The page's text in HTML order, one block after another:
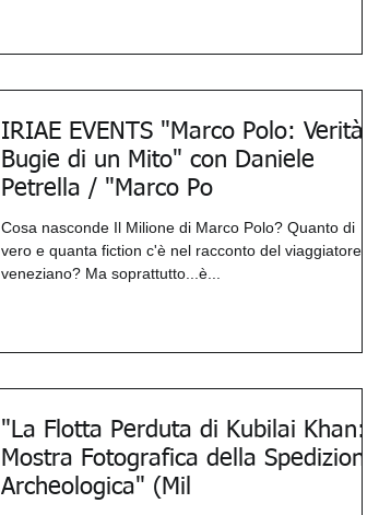
IRIAE EVENTS "Marco Polo: Verità e
Bugie di un Mito" con Daniele
Petrella / "Marco Po
Cosa nasconde Il Milione di Marco Polo? Quanto di
vero e quanta fiction c'è nel racconto del viaggiatore
veneziano? Ma soprattutto...è...
"La Flotta Perduta di Kubilai Khan:
Mostra Fotografica della Spedizione
Archeologica" (Mil